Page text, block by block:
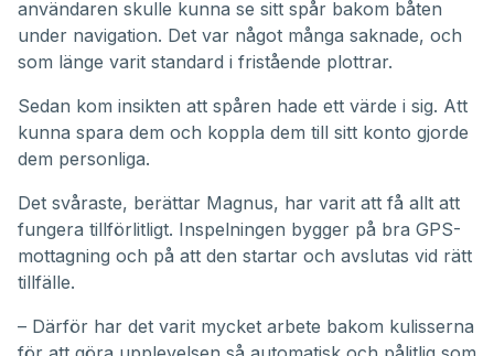
användaren skulle kunna se sitt spår bakom båten
under navigation. Det var något många saknade, och
som länge varit standard i fristående plottrar.
Sedan kom insikten att spåren hade ett värde i sig. Att
kunna spara dem och koppla dem till sitt konto gjorde
dem personliga.
Det svåraste, berättar Magnus, har varit att få allt att
fungera tillförlitligt. Inspelningen bygger på bra GPS-
mottagning och på att den startar och avslutas vid rätt
tillfälle.
– Därför har det varit mycket arbete bakom kulisserna